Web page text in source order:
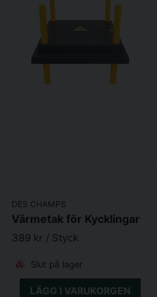
DES CHAMPS
Värmetak för Kycklingar
389 kr / Styck
Slut på lager
LÄGG I VARUKORGEN